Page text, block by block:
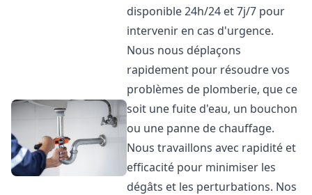
disponible 24h/24 et 7j/7 pour
intervenir en cas d'urgence.
Nous nous déplaçons
rapidement pour résoudre vos
problèmes de plomberie, que ce
soit une fuite d'eau, un bouchon
ou une panne de chauffage.
Nous travaillons avec rapidité et
efficacité pour minimiser les
dégâts et les perturbations. Nos